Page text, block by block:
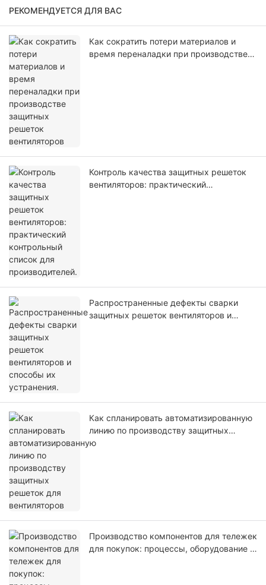
РЕКОМЕНДУЕТСЯ ДЛЯ ВАС
Как сократить потери материалов и
время переналадки при производстве
Контроль качества защитных решеток
вентиляторов: практический
Распространенные дефекты сварки
защитных решеток вентиляторов и
Как спланировать автоматизированную
линию по производству защитных
решеток для вентиляторов
Производство компонентов для тележек
для покупок: процессы, оборудование и